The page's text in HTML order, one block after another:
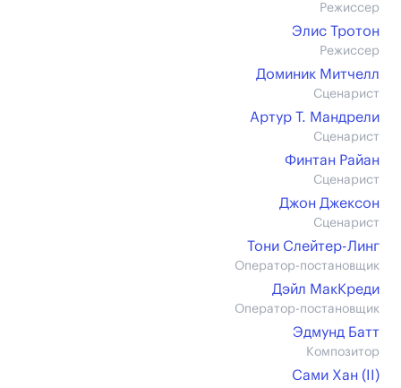
Режиссер
Элис Тротон
Режиссер
Доминик Митчелл
Сценарист
Артур Т. Мандрели
Сценарист
Финтан Райан
Сценарист
Джон Джексон
Сценарист
Тони Слейтер-Линг
Оператор-постановщик
Дэйл МакКреди
Оператор-постановщик
Эдмунд Батт
Композитор
Сами Хан (II)